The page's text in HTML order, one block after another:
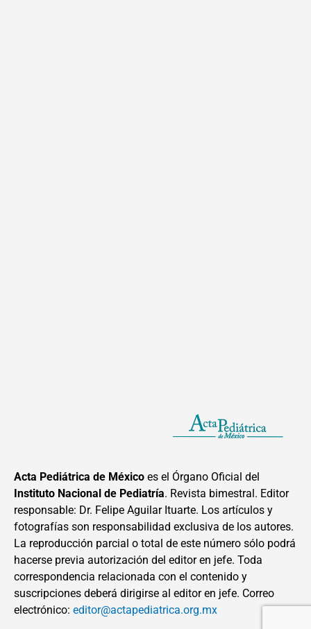
Acta Pediátrica de México es el Órgano Oficial del
Instituto Nacional de Pediatría. Revista bimestral. Editor
responsable: Dr. Felipe Aguilar Ituarte. Los artículos y
fotografías son responsabilidad exclusiva de los autores.
La reproducción parcial o total de este número sólo podrá
hacerse previa autorización del editor en jefe. Toda
correspondencia relacionada con el contenido y
suscripciones deberá dirigirse al editor en jefe. Correo
electrónico: editor@actapediatrica.org.mx